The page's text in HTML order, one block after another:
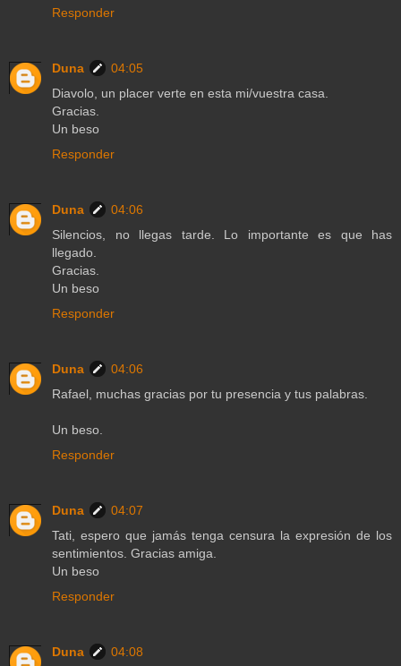
Responder
Duna
04:05
Diavolo, un placer verte en esta mi/vuestra casa.
Gracias.
Un beso
Responder
Duna
04:06
Silencios, no llegas tarde. Lo importante es que has
llegado.
Gracias.
Un beso
Responder
Duna
04:06
Rafael, muchas gracias por tu presencia y tus palabras.
Un beso.
Responder
Duna
04:07
Tati, espero que jamás tenga censura la expresión de los
sentimientos. Gracias amiga.
Un beso
Responder
Duna
04:08